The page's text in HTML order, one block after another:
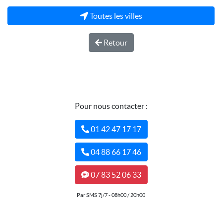
Toutes les villes
Retour
Pour nous contacter :
01 42 47 17 17
04 88 66 17 46
07 83 52 06 33
Par SMS 7j/7 - 08h00 / 20h00